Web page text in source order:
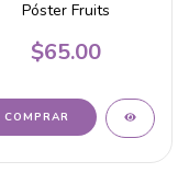
Póster Fruits
$65.00